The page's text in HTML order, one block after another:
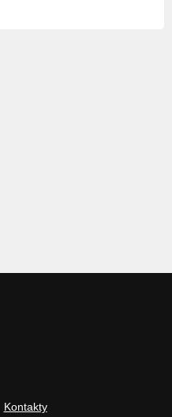
Kontakty